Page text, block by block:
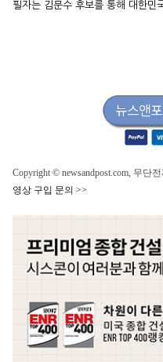
필자는 김문수 후보를 통해 대한민
Copyright © newsandpost.com, 무단
영상 구입 문의 >>